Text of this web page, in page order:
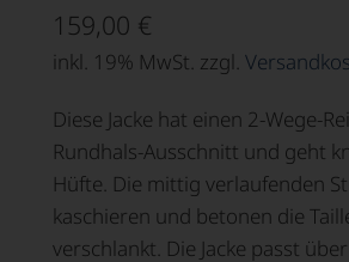
159,00 €
inkl. 19% MwSt. zzgl.
Diese Jacke hat einen 2-Wege-
Rundhals-Ausschnitt und geht
Hüfte. Die mittig verlaufenden
kaschieren und betonen die
verschlankt. Die Jacke passt